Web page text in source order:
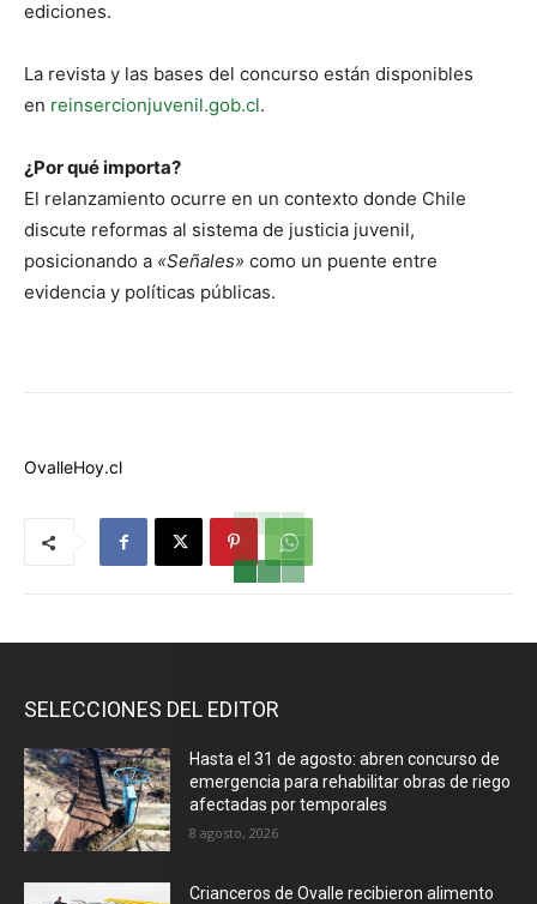
ediciones.
La revista y las bases del concurso están disponibles
en reinsercionjuvenil.gob.cl.
¿Por qué importa?
El relanzamiento ocurre en un contexto donde Chile
discute reformas al sistema de justicia juvenil,
posicionando a «Señales» como un puente entre
evidencia y políticas públicas.
OvalleHoy.cl
SELECCIONES DEL EDITOR
Hasta el 31 de agosto: abren concurso de
emergencia para rehabilitar obras de riego
afectadas por temporales
8 agosto, 2026
Crianceros de Ovalle recibieron alimento